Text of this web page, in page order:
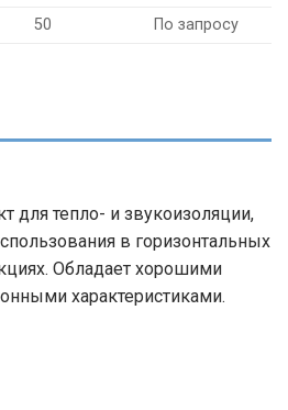
50 По запросу
для тепло- и звукоизоляции,
в горизонтальных
Обладает хорошими
характеристиками.